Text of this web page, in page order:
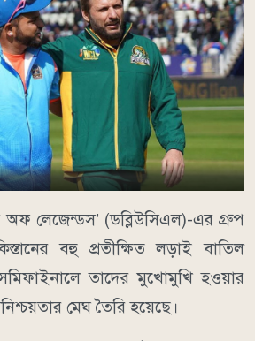
অফ লেজেন্ডস’ (ডব্লিউসিএল)-এর গ্রুপ
বহু প্রতীক্ষিত লড়াই বাতিল
তাদের মুখোমুখি হওয়ার
মেঘ তৈরি হয়েছে।